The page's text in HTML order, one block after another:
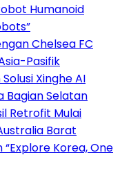
Humanoid
Chelsea FC
Pasifik
Xinghe AI
Bagian Selatan
Retrofit Mulai
Barat
Korea, One